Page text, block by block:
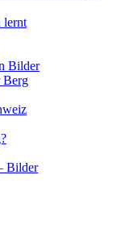
lernt
Bilder
Berg
Bilder